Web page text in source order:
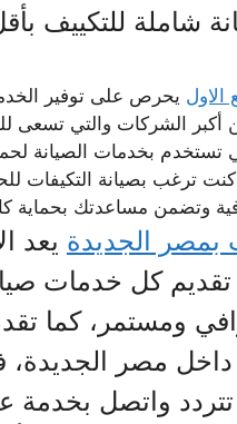
شاملة للتكييف
الاول يحرص على توفير
أكبر الشركات والتي تسعى
تستخدم بخدمات الصيانة
كنت ترغب بصيانة التكيفات
وتضمن مساعدتك بحماية
بمصر الجديدة يعد
تقديم كل خدمات
ومستمر، كما
داخل مصر
واتصل